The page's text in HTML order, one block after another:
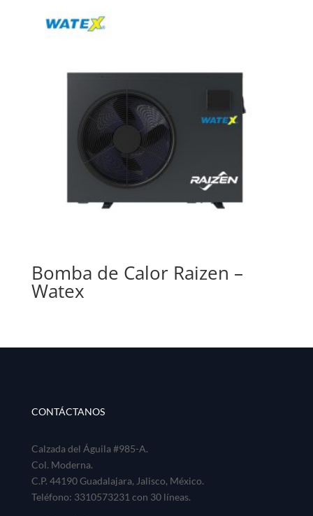
Bomba de Calor Raizen –
Watex
CONTÁCTANOS
Calzada del Águila #985-A.
Col. Moderna.
C.P. 44190 Guadalajara, Jalisco, México.
Teléfono: 3310573231 con 30 líneas.